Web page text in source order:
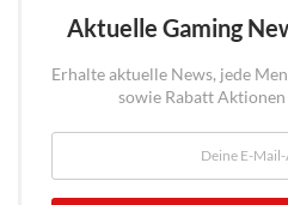
Aktuelle Gaming
Erhalte aktuelle News, jede
sowie Rabatt